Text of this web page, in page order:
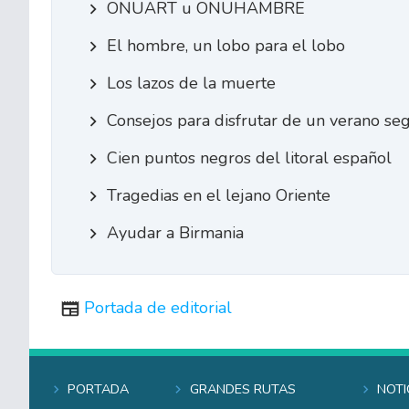
ONUART u ONUHAMBRE
El hombre, un lobo para el lobo
Los lazos de la muerte
Consejos para disfrutar de un verano
Cien puntos negros del litoral español
Tragedias en el lejano Oriente
Ayudar a Birmania
Portada de editorial
Portada Grandes rutas